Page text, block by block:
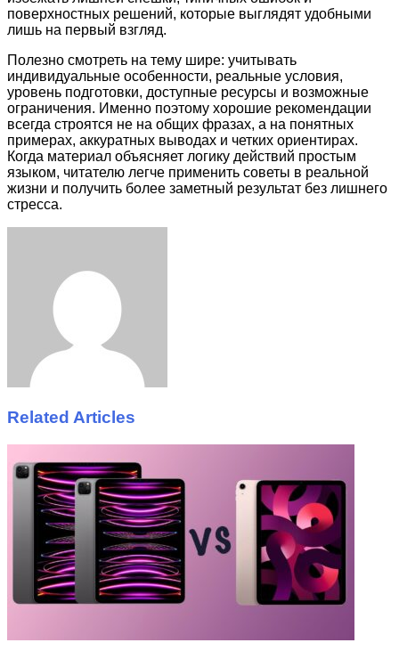
поверхностных решений, которые выглядят удобными
лишь на первый взгляд.
Полезно смотреть на тему шире: учитывать
индивидуальные особенности, реальные условия,
уровень подготовки, доступные ресурсы и возможные
ограничения. Именно поэтому хорошие рекомендации
всегда строятся не на общих фразах, а на понятных
примерах, аккуратных выводах и четких ориентирах.
Когда материал объясняет логику действий простым
языком, читателю легче применить советы в реальной
жизни и получить более заметный результат без лишнего
стресса.
Related Articles